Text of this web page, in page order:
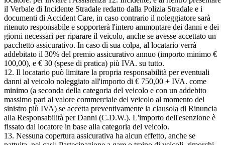
il Verbale di Incidente Stradale redatto dalla Polizia Stradale e i
documenti di Accident Care, in caso contrario il noleggiatore sarà
ritenuto responsabile e sopporterà l'intero ammontare dei danni e dei
giorni necessari per riparare il veicolo, anche se avesse accettato un
pacchetto assicurativo. In caso di sua colpa, al locatario verrà
addebitato il 30% del premio assicurativo annuo (importo minimo €
100,00), e € 30 (spese di pratica) più IVA. su tutto.
12. Il locatario può limitare la propria responsabilità per eventuali
danni al veicolo noleggiato all'importo di € 750,00 + IVA. come
minimo (a seconda della categoria del veicolo e con un addebito
massimo pari al valore commerciale del veicolo al momento del
sinistro più IVA) se accetta preventivamente la clausola di Rinuncia
alla Responsabilità per Danni (C.D.W.). L'importo dell'esenzione è
fissato dal locatore in base alla categoria del veicolo.
13. Nessuna copertura assicurativa ha alcun effetto, anche se